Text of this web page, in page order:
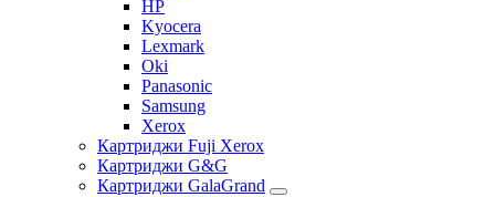
HP
Kyocera
Lexmark
Oki
Panasonic
Samsung
Xerox
Картриджи Fuji Xerox
Картриджи G&G
Картриджи GalaGrand